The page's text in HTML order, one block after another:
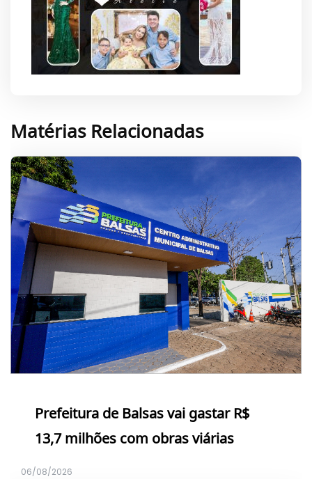
Matérias Relacionadas
Prefeitura de Balsas vai gastar R$
13,7 milhões com obras viárias
06/08/2026